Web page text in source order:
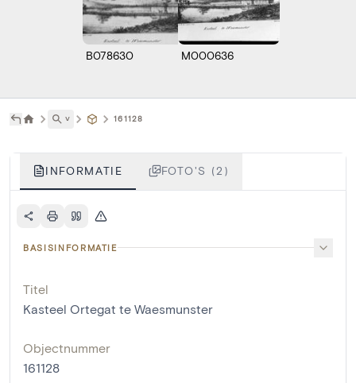
B078630 M000636
˅ 161128
INFORMATIE FOTO'S (2)
BASISINFORMATIE
Titel
Kasteel Ortegat te Waesmunster
Objectnummer
161128